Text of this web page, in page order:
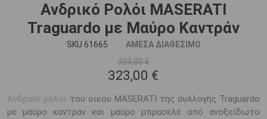
Ανδρικό Ρολόι MASERATI
Traguardo με Μαύρο Καντράν
SKU 61665
ΑΜΕΣΑ ΔΙΑΘΕΣΙΜΟ
359,00 €
323,00 €
Ανδρικό ρολόι του οίκου MASERATI της συλλογής Traguardo
με μαύρο καντράν και μαύρο μπρασελέ από ανοξείδωτο